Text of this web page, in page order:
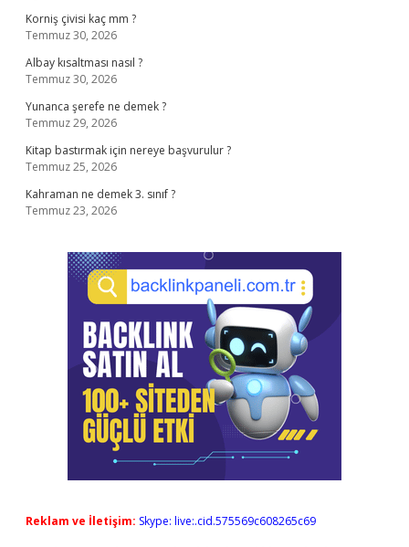
Korniş çivisi kaç mm ?
Temmuz 30, 2026
Albay kısaltması nasıl ?
Temmuz 30, 2026
Yunanca şerefe ne demek ?
Temmuz 29, 2026
Kitap bastırmak için nereye başvurulur ?
Temmuz 25, 2026
Kahraman ne demek 3. sınıf ?
Temmuz 23, 2026
Reklam ve İletişim: Skype: live:.cid.575569c608265c69